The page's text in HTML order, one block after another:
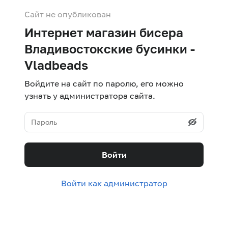
Сайт не опубликован
Интернет магазин бисера
Владивостокские бусинки -
Vladbeads
Войдите на сайт по паролю, его можно
узнать у администратора сайта.
Войти
Войти как администратор